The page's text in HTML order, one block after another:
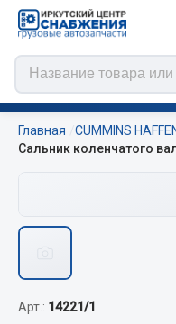
QITONG
Главная
CUMMINS
Сальник коленчатого
Арт.: 14221/1